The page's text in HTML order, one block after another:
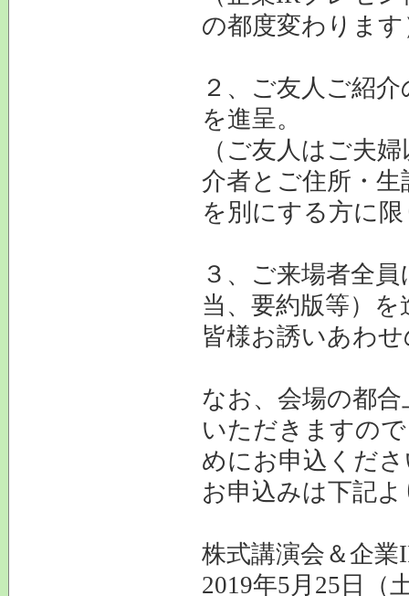
の都度変わります
２、ご友人ご紹
を進呈。
（ご友人はご夫
介者とご住所・生
を別にする方に
３、ご来場者全
当、要約版等）を
皆様お誘いあわ
なお、会場の都
いただきますの
めにお申込くだ
お申込みは下記
株式講演会＆企
2019年5月25日